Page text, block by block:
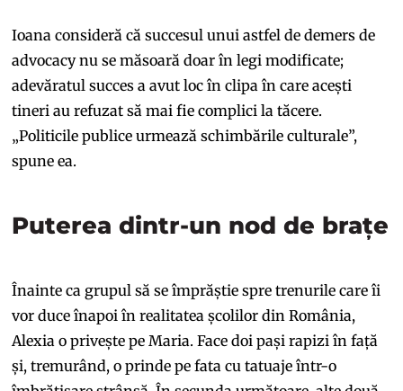
Ioana consideră că succesul unui astfel de demers de
advocacy nu se măsoară doar în legi modificate;
adevăratul succes a avut loc în clipa în care acești
tineri au refuzat să mai fie complici la tăcere.
„Politicile publice urmează schimbările culturale”,
spune ea.
Puterea dintr-un nod de brațe
Înainte ca grupul să se împrăștie spre trenurile care îi
vor duce înapoi în realitatea școlilor din România,
Alexia o privește pe Maria. Face doi pași rapizi în față
și, tremurând, o prinde pe fata cu tatuaje într-o